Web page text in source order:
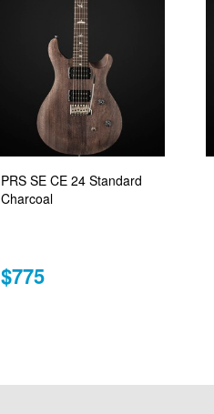
PRS SE CE 24 Standard
Charcoal
$775